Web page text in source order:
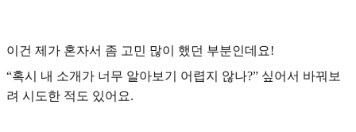
이건 제가 혼자서 좀 고민 많이 했던 부분인데요!
“혹시 내 소개가 너무 알아보기 어렵지 않나?” 싶어서 바꿔보
려 시도한 적도 있어요.